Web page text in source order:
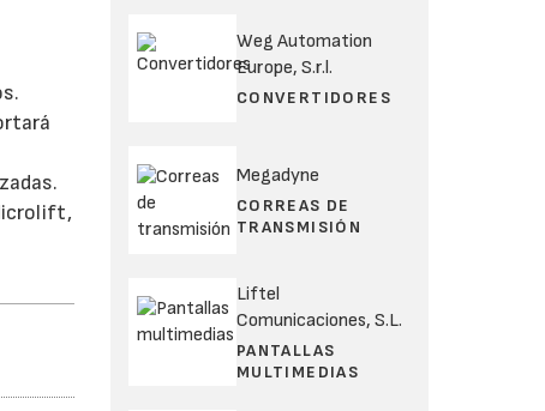
Weg Automation
Europe, S.r.l.
CONVERTIDORES
Megadyne
CORREAS DE
TRANSMISIÓN
Liftel
Comunicaciones, S.L.
PANTALLAS
MULTIMEDIAS